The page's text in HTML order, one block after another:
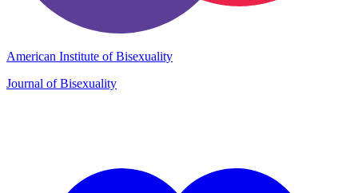
American Institute of Bisexuality
Journal of Bisexuality